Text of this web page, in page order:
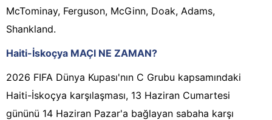
McTominay, Ferguson, McGinn, Doak, Adams,
Shankland.
Haiti-İskoçya MAÇI NE ZAMAN?
2026 FIFA Dünya Kupası'nın C Grubu kapsamındaki
Haiti-İskoçya karşılaşması, 13 Haziran Cumartesi
gününü 14 Haziran Pazar'a bağlayan sabaha karşı